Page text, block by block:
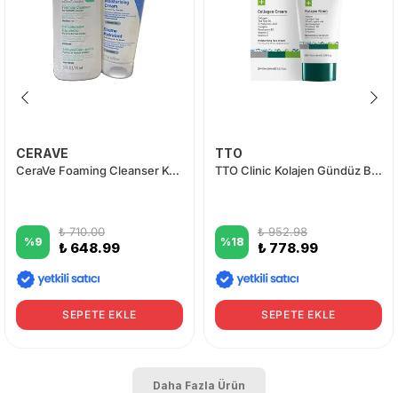
CERAVE
CeraVe Foaming Cleanser Köpüren Temizleyici 88 ml + Nemlendirici Krem 50 ml
%9
₺ 710.00
₺ 648.99
SEPETE EKLE
TTO
TTO Clinic Kolajen Gündüz Bakım Kremi 50 ml
%18
₺ 952.98
₺ 778.99
SEPETE EKLE
Daha Fazla Ürün